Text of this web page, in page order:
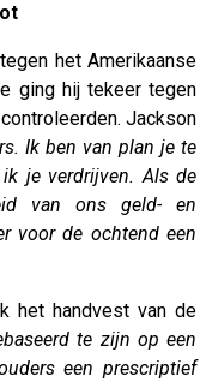
het Amerikaanse
ging hij tekeer tegen
Jackson
Ik ben van plan je te
je verdrijven. Als de
van ons geld- en
voor de ochtend een
het handvest van de
te zijn op een
een prescriptief